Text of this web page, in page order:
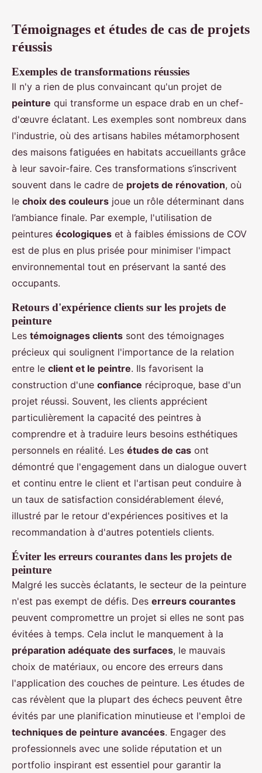
Témoignages et études de cas de projets
réussis
Exemples de transformations réussies
Il n'y a rien de plus convaincant qu'un projet de
peinture qui transforme un espace drab en un chef-
d'œuvre éclatant. Les exemples sont nombreux dans
l'industrie, où des artisans habiles métamorphosent
des maisons fatiguées en habitats accueillants grâce
à leur savoir-faire. Ces transformations s’inscrivent
souvent dans le cadre de projets de rénovation, où
le choix des couleurs joue un rôle déterminant dans
l’ambiance finale. Par exemple, l'utilisation de
peintures écologiques et à faibles émissions de COV
est de plus en plus prisée pour minimiser l'impact
environnemental tout en préservant la santé des
occupants.
Retours d'expérience clients sur les projets de
peinture
Les témoignages clients sont des témoignages
précieux qui soulignent l'importance de la relation
entre le client et le peintre. Ils favorisent la
construction d'une confiance réciproque, base d'un
projet réussi. Souvent, les clients apprécient
particulièrement la capacité des peintres à
comprendre et à traduire leurs besoins esthétiques
personnels en réalité. Les études de cas ont
démontré que l'engagement dans un dialogue ouvert
et continu entre le client et l'artisan peut conduire à
un taux de satisfaction considérablement élevé,
illustré par le retour d'expériences positives et la
recommandation à d'autres potentiels clients.
Éviter les erreurs courantes dans les projets de
peinture
Malgré les succès éclatants, le secteur de la peinture
n'est pas exempt de défis. Des erreurs courantes
peuvent compromettre un projet si elles ne sont pas
évitées à temps. Cela inclut le manquement à la
préparation adéquate des surfaces, le mauvais
choix de matériaux, ou encore des erreurs dans
l'application des couches de peinture. Les études de
cas révèlent que la plupart des échecs peuvent être
évités par une planification minutieuse et l'emploi de
techniques de peinture avancées. Engager des
professionnels avec une solide réputation et un
portfolio inspirant est essentiel pour garantir la